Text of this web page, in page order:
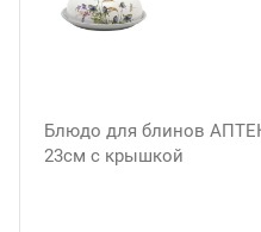
Блюдо для блинов
23см с крышкой